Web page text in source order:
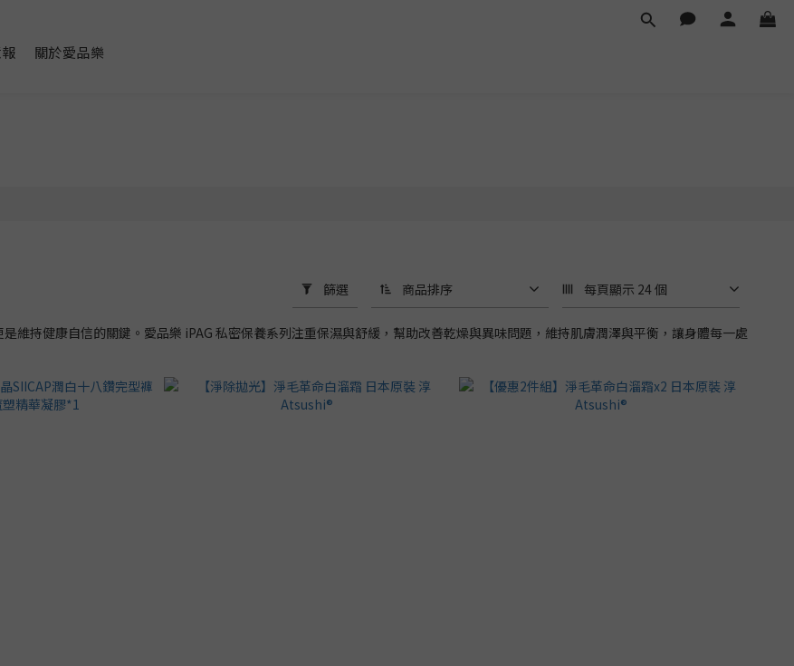
關於愛品樂
篩選 商品排序 每頁顯示 24 個
維持健康自信的關鍵。愛品樂 iPAG 私密保養系列注重保濕與舒緩，幫助改善乾燥與異味問題，維持肌膚潤澤與平衡，讓身體每一處